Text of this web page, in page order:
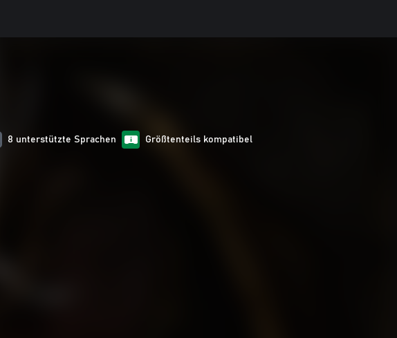
8 unterstützte Sprachen Größtenteils kompatibel